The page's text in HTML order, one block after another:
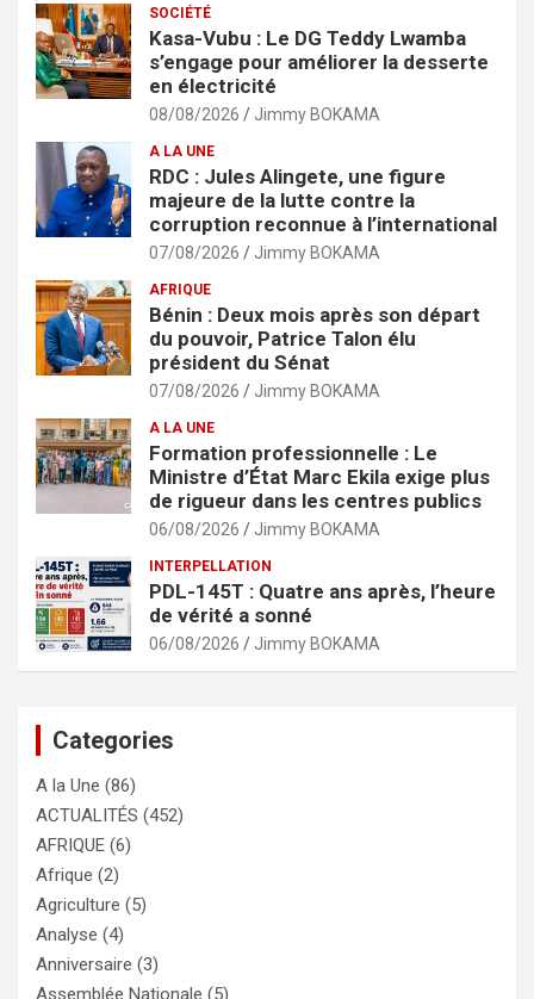
SOCIÉTÉ
Kasa-Vubu : Le DG Teddy Lwamba
s’engage pour améliorer la desserte
en électricité
08/08/2026 Jimmy BOKAMA
A LA UNE
RDC : Jules Alingete, une figure
majeure de la lutte contre la
corruption reconnue à l’international
07/08/2026 Jimmy BOKAMA
AFRIQUE
Bénin : Deux mois après son départ
du pouvoir, Patrice Talon élu
président du Sénat
07/08/2026 Jimmy BOKAMA
A LA UNE
Formation professionnelle : Le
Ministre d’État Marc Ekila exige plus
de rigueur dans les centres publics
06/08/2026 Jimmy BOKAMA
INTERPELLATION
PDL-145T : Quatre ans après, l’heure
de vérité a sonné
06/08/2026 Jimmy BOKAMA
Categories
A la Une (86)
ACTUALITÉS (452)
AFRIQUE (6)
Afrique (2)
Agriculture (5)
Analyse (4)
Anniversaire (3)
Assemblée Nationale (5)